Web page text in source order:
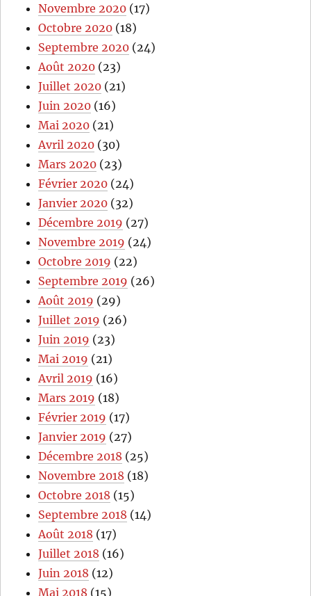
Novembre 2020 (17)
Octobre 2020 (18)
Septembre 2020 (24)
Août 2020 (23)
Juillet 2020 (21)
Juin 2020 (16)
Mai 2020 (21)
Avril 2020 (30)
Mars 2020 (23)
Février 2020 (24)
Janvier 2020 (32)
Décembre 2019 (27)
Novembre 2019 (24)
Octobre 2019 (22)
Septembre 2019 (26)
Août 2019 (29)
Juillet 2019 (26)
Juin 2019 (23)
Mai 2019 (21)
Avril 2019 (16)
Mars 2019 (18)
Février 2019 (17)
Janvier 2019 (27)
Décembre 2018 (25)
Novembre 2018 (18)
Octobre 2018 (15)
Septembre 2018 (14)
Août 2018 (17)
Juillet 2018 (16)
Juin 2018 (12)
Mai 2018 (15)